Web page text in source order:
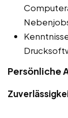
Persönliche